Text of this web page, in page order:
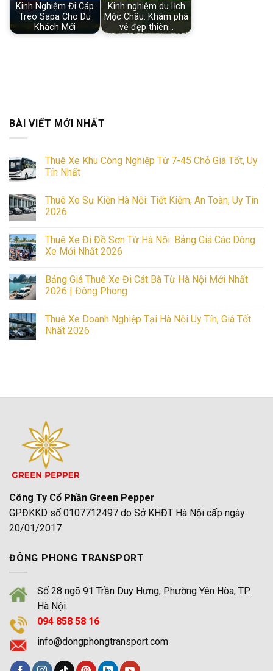
Kinh Nghiệm Đi Cáp
Treo Sapa Cho Du
Khách Mới
Kinh nghiệm du lịch
Mộc Châu: Khám phá
vẻ đẹp thiên…
BÀI VIẾT MỚI NHẤT
Thuê Xe Khu Công Nghiệp Từ 7-45 Chỗ Giá Tốt, Uy
Tín Nhất
Thuê
Xe
Nghiệp
Từ
7-
Giá
Tốt,
Uy
Thuê Xe Sự Kiện Hà Nội: Tiết Kiệm, An Toàn, Uy Tín
2026
Thuê
Xe
Hà
Nội:
Tiết
Toàn,
Uy
Tín
Thuê Xe Đi Đồ Sơn Từ Hà Nội: Bảng Giá Các Dòng
Xe Mới Nhất 2026
on
Thuê
Xe
Sơn
Từ
Hà
Nhất
Bảng Giá Thuê Xe Đi Cát Bà Từ Hà Nội Mới Nhất
2026 | Đông Phong
Bảng
Giá
Nội
2026
|
Đông
Phong
Thuê Xe Doanh Nghiệp Tại Hà Nội Uy Tín, Giá Tốt
Nhất 2026
Tại
Uy
Tín,
Giá
Tốt
Nhất
2026
Công Ty Cổ Phần Green Pepper
GPĐKKD số 0107712497 do Sở KHĐT Hà Nội cấp ngày
20/01/2017
ĐÔNG PHONG TRANSPORT
Số 28 ngõ 91 Trần Duy Hưng, Phường Yên Hòa, TP.
Hà Nội.
094 858 58 16
info@dongphongtransport.com